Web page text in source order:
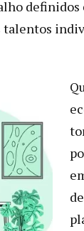
definidos
talentos